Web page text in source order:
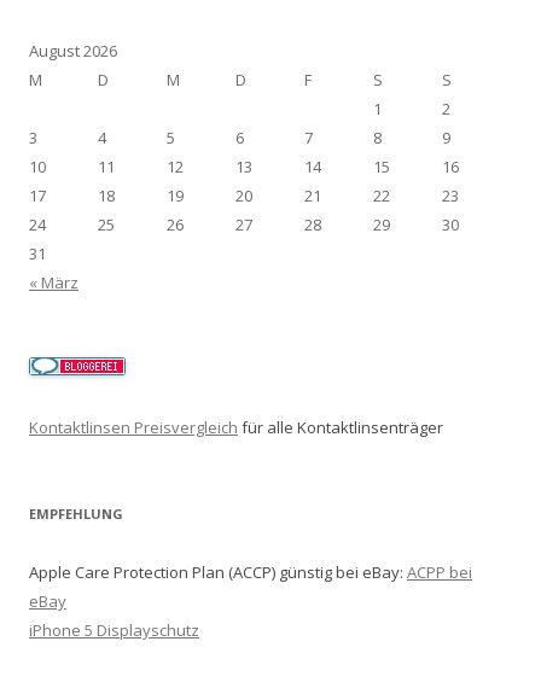
August 2026
M
D M D F S
S
1
2
3
4 5 6 7 8
9
10
11 12 13 14 15
16
17
18 19 20 21 22
23
24
25 26 27 28 29
30
31
« März
Kontaktlinsen Preisvergleich für alle Kontaktlinsenträger
EMPFEHLUNG
Apple Care Protection Plan (ACCP) günstig bei eBay: ACPP bei
eBay
iPhone 5 Displayschutz